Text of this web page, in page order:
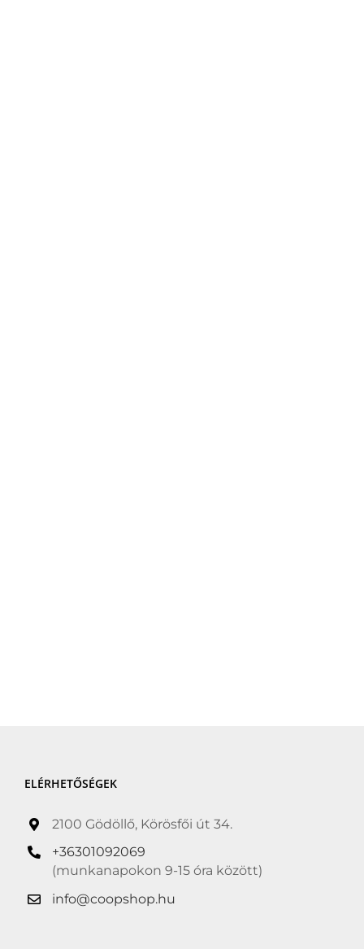
ELÉRHETŐSÉGEK
2100 Gödöllő, Körösfői út 34.
+36301092069
(munkanapokon 9-15 óra között)
info@coopshop.hu